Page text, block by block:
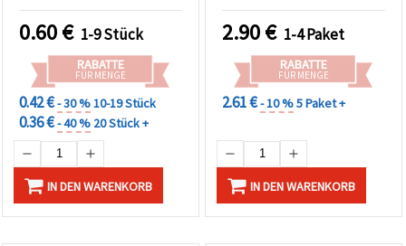
0.60€ 1-9 Stück
RABATTE
FÜR MENGE
0.42 €- 30 %10-19 Stück
0.36 €- 40 % 20 Stück +
IN DEN WARENKORB
2.90€ 1-4 Paket
RABATTE
FÜR MENGE
2.61 €- 10 %5 Paket +
IN DEN WARENKORB